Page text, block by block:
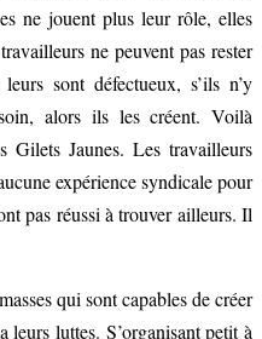
ne jouent plus leur rôle, elles
ne peuvent pas rester
sont défectueux, s’ils n’y
alors ils les créent. Voilà
Gilets Jaunes. Les travailleurs
expérience syndicale pour
pas réussi à trouver ailleurs. Il
qui sont capables de créer
luttes. S’organisant petit à